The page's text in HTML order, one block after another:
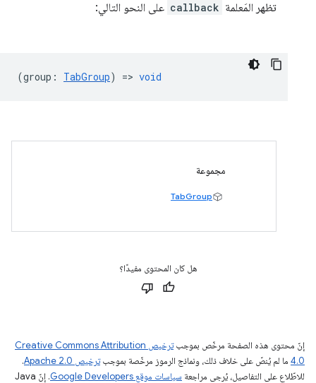
تظهر المَعلمة callback على النحو التالي:
(group : TabGroup) => void
مجموعة
TabGroup
هل كان المحتوى مفيدًا؟
إنّ محتوى هذه الصفحة مرخّص بموجب
ترخيص Creative Commons Attribution
4.0‏ ما لم يُنصّ على خلاف ذلك، ونماذج الرموز مرخّصة بموجبترخيص Apache 2.0‏
.
للاطّلاع على التفاصيل، يُرجى مراجعة سياسات موقع Google Developers‏
. إنّ Java